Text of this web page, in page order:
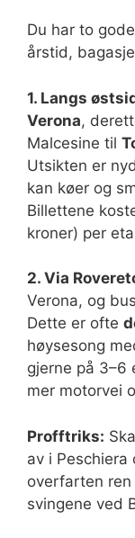
Du har to
årstid,
1. Langs
Verona,
Malcesine til
Utsikten er
kan køer og
Billettene
kroner) per
2. Via
Verona, og
Dette er ofte
høysesong
gjerne på 3–6
mer motorvei
Profftriks:
av i
overfarten
svingene ved